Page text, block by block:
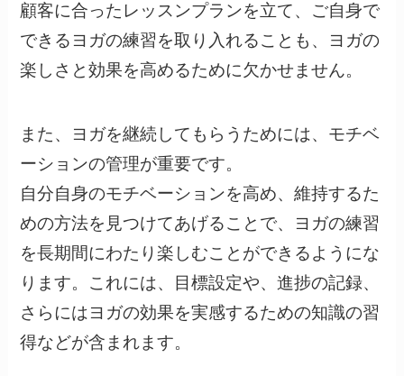
顧客に合ったレッスンプランを立て、ご自身で
できるヨガの練習を取り入れることも、ヨガの
楽しさと効果を高めるために欠かせません。
また、ヨガを継続してもらうためには、モチベ
ーションの管理が重要です。
自分自身のモチベーションを高め、維持するた
めの方法を見つけてあげることで、ヨガの練習
を長期間にわたり楽しむことができるようにな
ります。これには、目標設定や、進捗の記録、
さらにはヨガの効果を実感するための知識の習
得などが含まれます。